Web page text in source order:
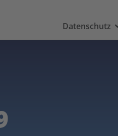
Datenschutz